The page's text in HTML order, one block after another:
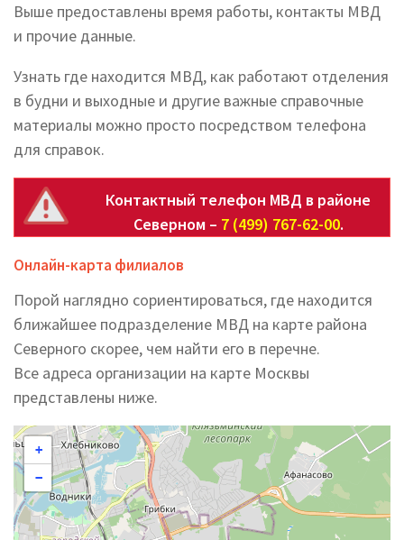
Выше предоставлены время работы, контакты МВД
и прочие данные.
Узнать где находится МВД, как работают отделения
в будни и выходные и другие важные справочные
материалы можно просто посредством телефона
для справок.
Контактный телефон МВД в районе
Северном – 7 (499) 767-62-00.
Онлайн-карта филиалов
Порой наглядно сориентироваться, где находится
ближайшее подразделение МВД на карте района
Северного скорее, чем найти его в перечне.
Все адреса организации на карте Москвы
представлены ниже.
+
−